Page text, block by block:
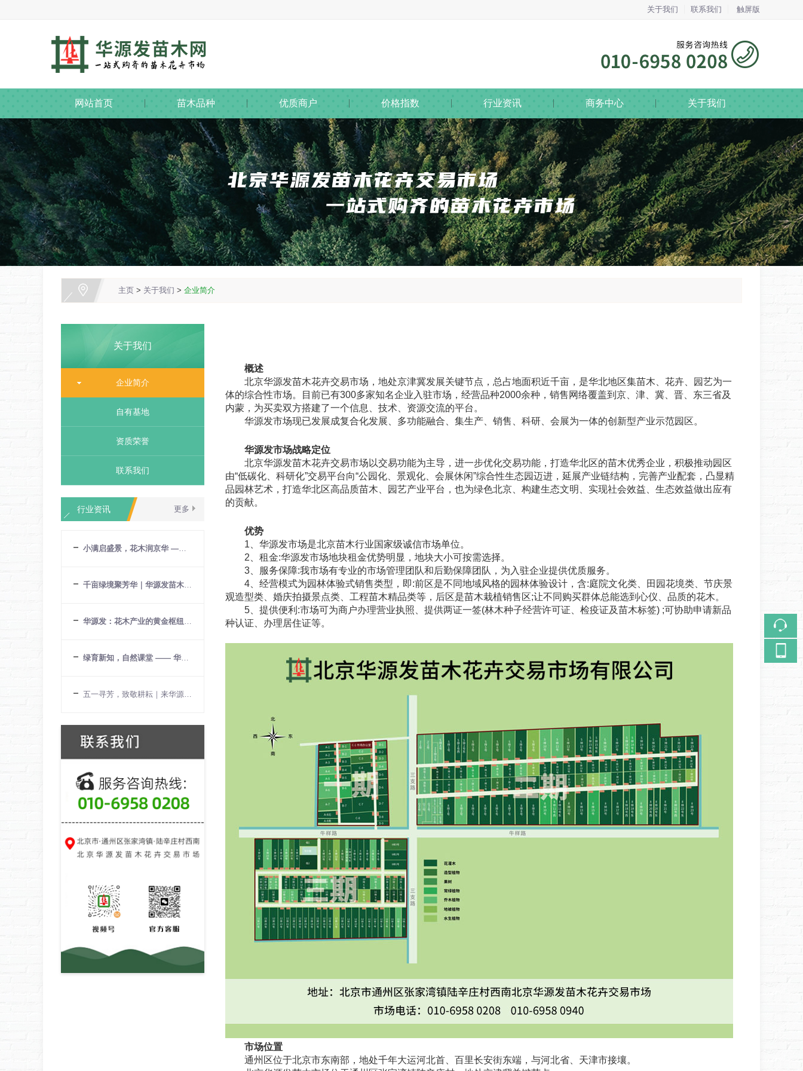
关于我们 联系我们 触屏版
网站首页 苗木品种 优质商户 价格指数 行业资讯 商务中心 关于我们
主页 > 关于我们 > 企业简介
关于我们
企业简介
自有基地
资质荣誉
联系我们
更多
行业资讯
小满启盛景，花木润京华 —— 华源发
千亩绿境聚芳华｜华源发苗木花卉交
华源发：花木产业的黄金枢纽与生态
绿育新知，自然课堂 —— 华源发苗木
五一寻芳，致敬耕耘｜来华源发，赴
概述
北京华源发苗木花卉交易市场，地处京津冀发展关键节点，总占地面积近千亩，是华北地区集苗木、花卉、园艺为一
体的综合性市场。目前已有300多家知名企业入驻市场，经营品种2000余种，销售网络覆盖到京、津、冀、晋、东三省及
内蒙，为买卖双方搭建了一个信息、技术、资源交流的平台。
华源发市场现已发展成复合化发展、多功能融合、集生产、销售、科研、会展为一体的创新型产业示范园区。
华源发市场战略定位
北京华源发苗木花卉交易市场以交易功能为主导，进一步优化交易功能，打造华北区的苗木优秀企业，积极推动园区
由“低碳化、科研化”交易平台向“公园化、景观化、会展休闲”综合性生态园迈进，延展产业链结构，完善产业配套，凸显精
品园林艺术，打造华北区高品质苗木、园艺产业平台，也为绿色北京、构建生态文明、实现社会效益、生态效益做出应有
的贡献。
优势
1、华源发市场是北京苗木行业国家级诚信市场单位。
2、租金:华源发市场地块租金优势明显，地块大小可按需选择。
3、服务保障:我市场有专业的市场管理团队和后勤保障团队，为入驻企业提供优质服务。
4、经营模式为园林体验式销售类型，即:前区是不同地域风格的园林体验设计，含:庭院文化类、田园花境类、节庆景
观造型类、婚庆拍摄景点类、工程苗木精品类等，后区是苗木栽植销售区;让不同购买群体总能选到心仪、品质的花木。
5、提供便利:市场可为商户办理营业执照、提供两证一签(林木种子经营许可证、检疫证及苗木标签) ;可协助申请新品
种认证、办理居住证等。
市场位置
通州区位于北京市东南部，地处千年大运河北首、百里长安街东端，与河北省、天津市接壤。